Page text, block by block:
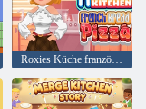
Roxies Küche französische Brotpizza